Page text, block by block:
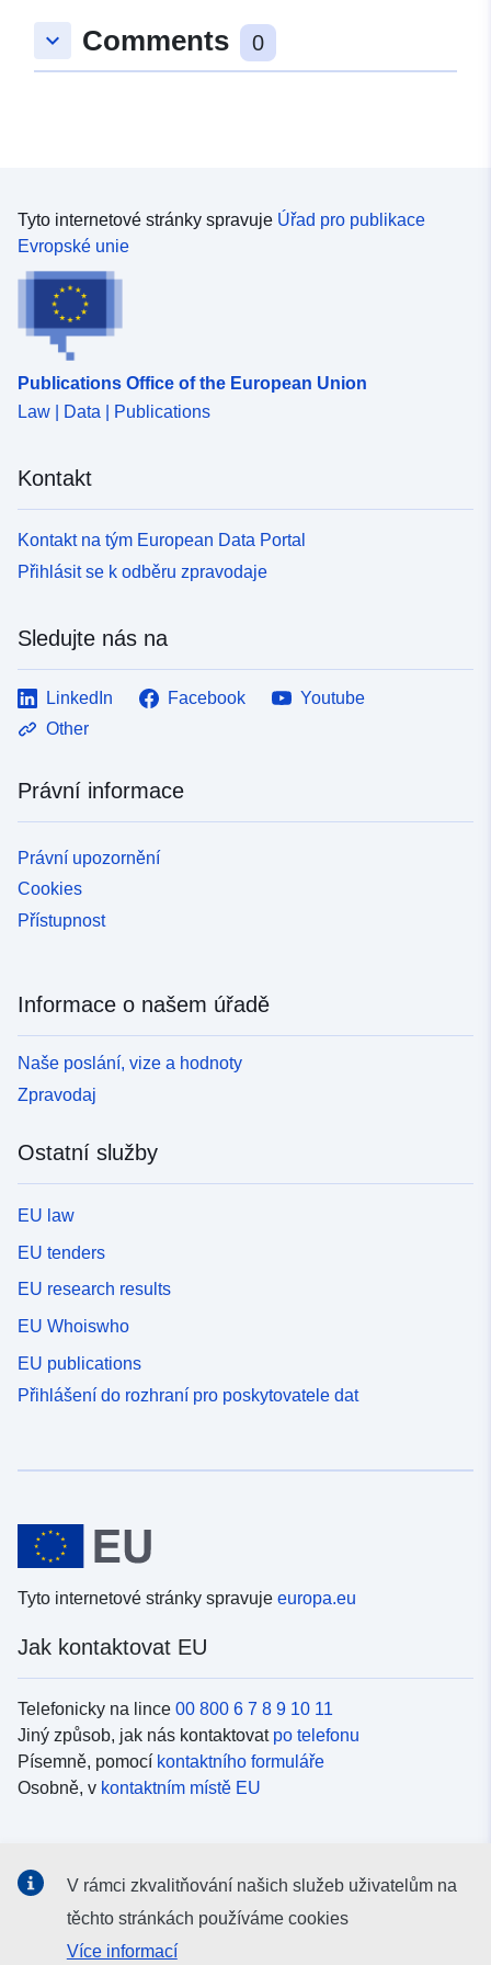
životního prostředí. Nástroj PPR je součástí zákona ze
dne 22. července 1987 o organizaci civilní bezpečnosti,
ochraně lesa před požáry a prevenci závažných rizik. Za
keyboard_arrow_down Comments 0
Tyto internetové stránky spravuje Úřad pro publikace
Evropské unie
Publications Office of the European Union
Law | Data | Publications
Kontakt
Kontakt na tým European Data Portal
Přihlásit se k odběru zpravodaje
Sledujte nás na
LinkedIn Facebook
Youtube
Other
Právní informace
Právní upozornění
Cookies
Přístupnost
Informace o našem úřadě
Naše poslání, vize a hodnoty
Zpravodaj
Ostatní služby
EU law
EU tenders
EU research results
EU Whoiswho
EU publications
Přihlášení do rozhraní pro poskytovatele dat
Tyto internetové stránky spravuje europa.eu
Jak kontaktovat EU
Telefonicky na lince 00 800 6 7 8 9 10 11
Jiný způsob, jak nás kontaktovat po telefonu
Písemně, pomocí kontaktního formuláře
Osobně, v kontaktním místě EU
Vyhledávání informačních kanálů EU vsociálních médiích
V rámci zkvalitňování našich služeb uživatelům na
těchto stránkách používáme cookies
Více informací